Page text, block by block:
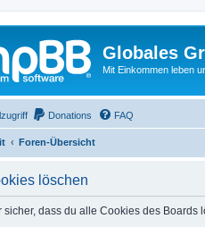
Globales
Mit Einkommen leben
Donations FAQ
Foren-Übersicht
löschen
sicher, dass du alle Cookies des Boards